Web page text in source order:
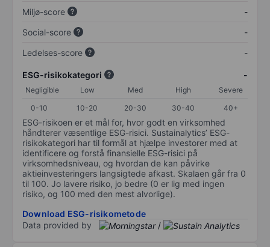
Miljø-score
-
Social-score
-
Ledelses-score
-
ESG-risikokategori -
Negligible Low Med High
Severe
0-10
10-20 20-30 30-40 40+
ESG-risikoen er et mål for, hvor godt en virksomhed
håndterer væsentlige ESG-risici. Sustainalytics’ ESG-
risikokategori har til formål at hjælpe investorer med at
identificere og forstå finansielle ESG-risici på
virksomhedsniveau, og hvordan de kan påvirke
aktieinvesteringers langsigtede afkast. Skalaen går fra 0
til 100. Jo lavere risiko, jo bedre (0 er lig med ingen
risiko, og 100 med den mest alvorlige).
Download ESG-risikometode
Data provided by
/